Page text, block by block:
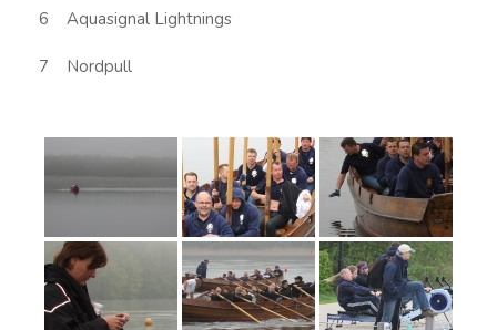
6 Aquasignal Lightnings
7 Nordpull